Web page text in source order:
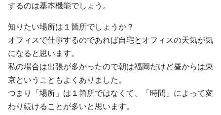
するのは基本機能でしょう。
知りたい場所は１箇所でしょうか？
オフィスで仕事するのであれば自宅とオフィスの天気が気
になると思います。
私の場合は出張が多かったので朝は福岡だけど昼からは東
京ということもよくありました。
つまり「場所」は１箇所ではなくて、「時間」によって変
わり続けることが多いと思います。